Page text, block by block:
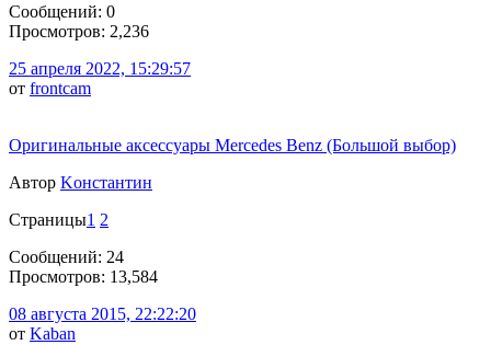
Сообщений: 0
Просмотров: 2,236
25 апреля 2022, 15:29:57
от frontcam
Оригинальные аксессуары Mercedes Benz (Большой выбор)
Автор Kонстантин
Страницы1 2
Сообщений: 24
Просмотров: 13,584
08 августа 2015, 22:22:20
от Kaban